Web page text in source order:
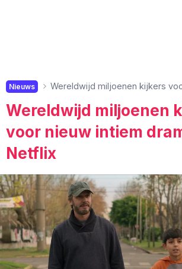
Nieuws Wereldwijd miljoenen kijkers
Wereldwijd miljoenen
voor nieuw intiem
Netflix